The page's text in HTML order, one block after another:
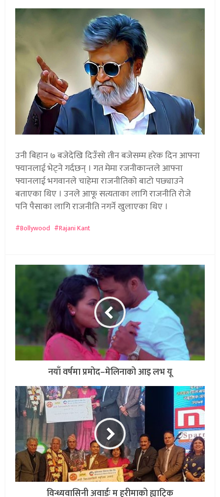
उनी बिहान ७ बजेदेखि दिउँसो तीन बजेसम्म हरेक दिन आफ्ना
फ्यानलाई भेट्ने गर्दछन् । गत मेमा रजनीकान्तले आफ्ना
फ्यानलाई भगवानले चाहेमा राजनीतिको बाटो पछ्याउने
बताएका थिए । उनले आफू सत्यताका लागि राजनीति रोजे
पनि पैसाका लागि राजनीति नगर्ने खुलाएका थिए ।
Bollywood Rajani Kant
नयाँ वर्षमा प्रमोद–मेलिनाको आइ लभ यू
विन्ध्यवासिनी अवार्डः म हुरीमाको ह्याट्रिक